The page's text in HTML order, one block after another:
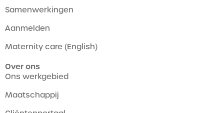
Samenwerkingen
Aanmelden
Maternity care (English)
Over ons
Ons werkgebied
Maatschappij